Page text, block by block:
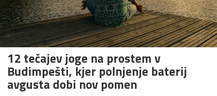
12 tečajev joge na prostem v
Budimpešti, kjer polnjenje baterij
avgusta dobi nov pomen